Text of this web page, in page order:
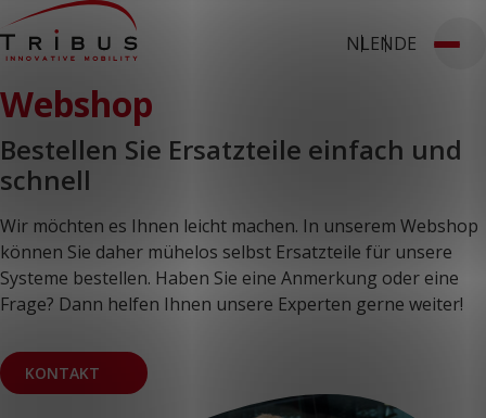
NLENDE
Fahrzeuge auf Lager
T: +49 2823 9763 321
Home
Unsere Lösungen
Bodensysteme
Sitze
Niederflurbusse
Für wen
Taxiunternehmen
Öffentliche Verkehrsmittel
Gesundheitswesens
Flughäfen
Konverter
Webshop
Bestellen Sie Ersatzteile einfach und
schnell
Wir möchten es Ihnen leicht machen. In unserem Webshop
können Sie daher mühelos selbst Ersatzteile für unsere
Systeme bestellen. Haben Sie eine Anmerkung oder eine
Frage? Dann helfen Ihnen unsere Experten gerne weiter!
KONTAKT